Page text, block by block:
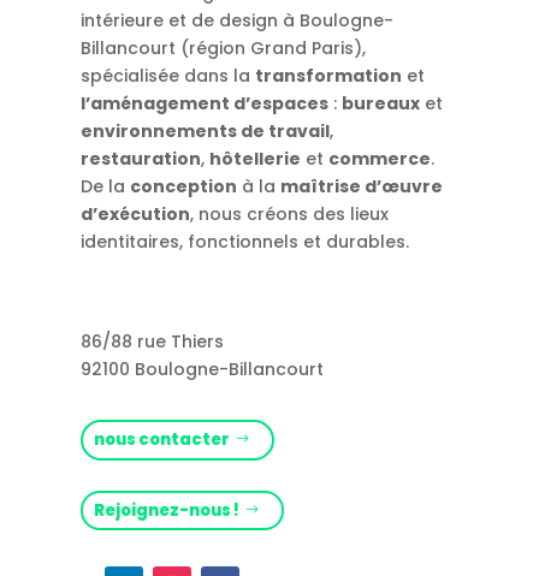
intérieure et de design à Boulogne-
Billancourt (région Grand Paris),
spécialisée dans la transformation et
l’aménagement d’espaces : bureaux et
environnements de travail,
restauration, hôtellerie et commerce.
De la conception à la maîtrise d’œuvre
d’exécution, nous créons des lieux
identitaires, fonctionnels et durables.
86/88 rue Thiers
92100 Boulogne-Billancourt
nous contacter
Rejoignez-nous !